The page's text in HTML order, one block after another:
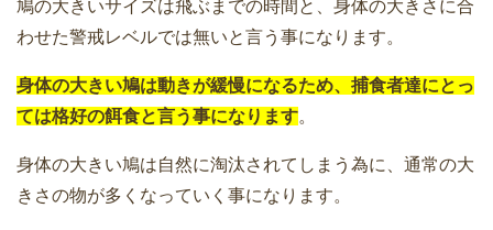
鳩の大きいサイズは飛ぶまでの時間と、身体の大きさに合
わせた警戒レベルでは無いと言う事になります。
身体の大きい鳩は動きが緩慢になるため、捕食者達にとっ
ては格好の餌食と言う事になります。
身体の大きい鳩は自然に淘汰されてしまう為に、通常の大
きさの物が多くなっていく事になります。